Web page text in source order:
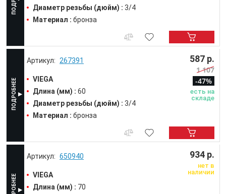
Диаметр резьбы (дюйм) : 3/4
Материал : бронза
267391
VIEGA
Длина (мм) : 60
Диаметр резьбы (дюйм) : 3/4
Материал : бронза
587 р.
1 107
-47%
есть на
складе
650940
VIEGA
Длина (мм) : 70
934 р.
нет в
наличии